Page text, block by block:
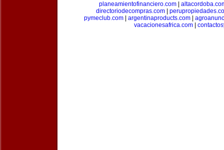
planeamientofinanciero.com|
directoriodecompras.com|
pymeclub.com| argentinaproducts.com|
vacacionesafrica.com